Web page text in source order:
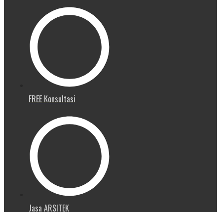
FREE Konsultasi
Jasa ARSITEK